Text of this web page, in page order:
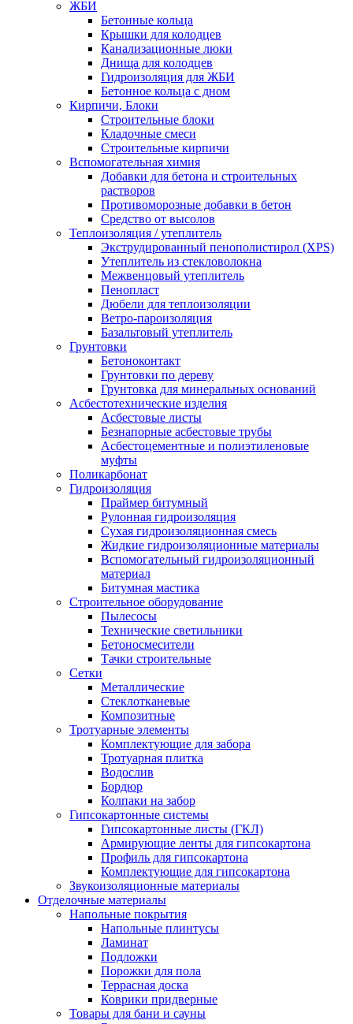
ЖБИ
Бетонные кольца
Крышки для колодцев
Канализационные люки
Днища для колодцев
Гидроизоляция для ЖБИ
Бетонное кольца с дном
Кирпичи, Блоки
Строительные блоки
Кладочные смеси
Строительные кирпичи
Вспомогательная химия
Добавки для бетона и строительных
растворов
Противоморозные добавки в бетон
Средство от высолов
Теплоизоляция / утеплитель
Экструдированный пенополистирол (XPS)
Утеплитель из стекловолокна
Межвенцовый утеплитель
Пенопласт
Дюбели для теплоизоляции
Ветро-пароизоляция
Базальтовый утеплитель
Грунтовки
Бетоноконтакт
Грунтовки по дереву
Грунтовка для минеральных оснований
Асбестотехнические изделия
Асбестовые листы
Безнапорные асбестовые трубы
Асбестоцементные и полиэтиленовые
муфты
Поликарбонат
Гидроизоляция
Праймер битумный
Рулонная гидроизоляция
Сухая гидроизоляционная смесь
Жидкие гидроизоляционные материалы
Вспомогательный гидроизоляционный
материал
Битумная мастика
Строительное оборудование
Пылесосы
Технические светильники
Бетоносмесители
Тачки строительные
Сетки
Металлические
Стеклотканевые
Композитные
Тротуарные элементы
Комплектующие для забора
Тротуарная плитка
Водослив
Бордюр
Колпаки на забор
Гипсокартонные системы
Гипсокартонные листы (ГКЛ)
Армирующие ленты для гипсокартона
Профиль для гипсокартона
Комплектующие для гипсокартона
Звукоизоляционные материалы
Отделочные материалы
Напольные покрытия
Напольные плинтусы
Ламинат
Подложки
Порожки для пола
Террасная доска
Коврики придверные
Товары для бани и сауны